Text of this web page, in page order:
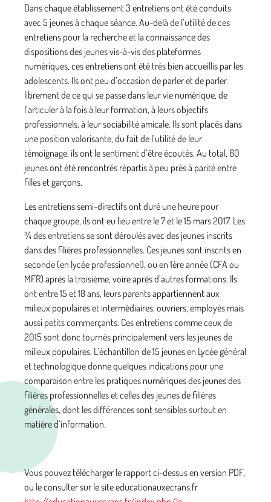
Dans chaque établissement 3 entretiens ont été conduits
avec 5 jeunes à chaque séance. Au-delà de l’utilité de ces
entretiens pour la recherche et la connaissance des
dispositions des jeunes vis-à-vis des plateformes
numériques, ces entretiens ont été très bien accueillis par les
adolescents. Ils ont peu d’occasion de parler et de parler
librement de ce qui se passe dans leur vie numérique, de
l’articuler à la fois à leur formation, à leurs objectifs
professionnels, à leur sociabilité amicale. Ils sont placés dans
une position valorisante, du fait de l’utilité de leur
témoignage, ils ont le sentiment d’être écoutés. Au total, 60
jeunes ont été rencontrés répartis à peu près à parité entre
filles et garçons.
Les entretiens semi-directifs ont duré une heure pour
chaque groupe, ils ont eu lieu entre le 7 et le 15 mars 2017. Les
¾ des entretiens se sont déroulés avec des jeunes inscrits
dans des filières professionnelles. Ces jeunes sont inscrits en
seconde (en lycée professionnel), ou en 1ère année (CFA ou
MFR) après la troisième, voire après d’autres formations. Ils
ont entre 15 et 18 ans, leurs parents appartiennent aux
milieux populaires et intermédiaires, ouvriers, employés mais
aussi petits commerçants. Ces entretiens comme ceux de
2015 sont donc tournés principalement vers les jeunes de
milieux populaires. L’échantillon de 15 jeunes en Lycée général
et technologique donne quelques indications pour une
comparaison entre les pratiques numériques des jeunes des
filières professionnelles et celles des jeunes de filières
générales, dont les différences sont sensibles surtout en
matière d’information.
Vous pouvez télécharger le rapport ci-dessus en version PDF,
ou le consulter sur le site educationauxecrans.fr